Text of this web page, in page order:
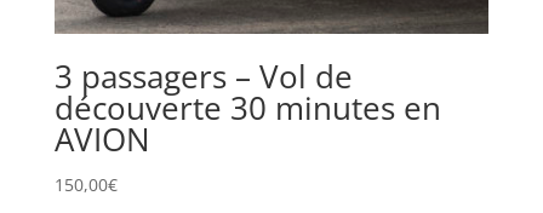
3 passagers – Vol de
découverte 30 minutes en
AVION
150,00€